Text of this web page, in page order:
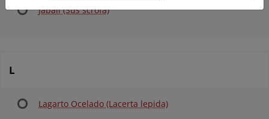
Jabalí (Sus scrofa)
L
Lagarto Ocelado (Lacerta lepida)